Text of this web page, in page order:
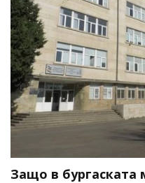
Защо в бургаската